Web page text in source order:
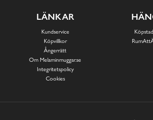
LÄNKAR
Kundservice
Köpvillkor
Ångerrätt
Om Melaminmuggar.se
Integritetspolicy
Cookies